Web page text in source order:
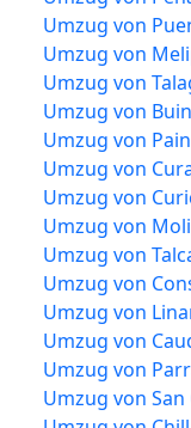
Umzug von
Umzug von
Umzug von
Umzug von
Umzug von
Umzug von
Umzug von
Umzug von
Umzug von
Umzug von
Umzug von
Umzug von
Umzug von
Umzug von San